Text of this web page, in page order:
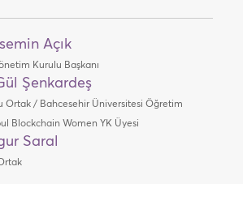
Açık
Kurulu Başkanı
Şenkardeş
Ortak / Bahcesehir Üniversitesi Öğretim
Blockchain Women YK Üyesi
Saral